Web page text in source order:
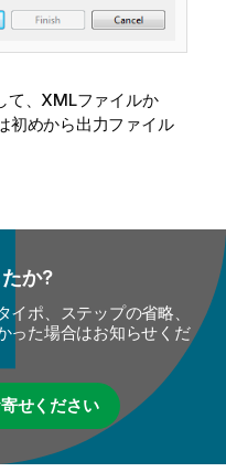
て、XMLファイルか
初めから出力ファイル
か?
ポ、ステップの省略、
った場合はお知らせくだ
せください